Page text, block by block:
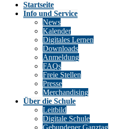
Startseite
Info und Service
News
Kalender
Digitales Lernen
Downloads
Anmeldung
FAQs
Freie Stellen
Presse
Merchandising
Über die Schule
Leitbild
Digitale Schule
Gebundener Ganztag